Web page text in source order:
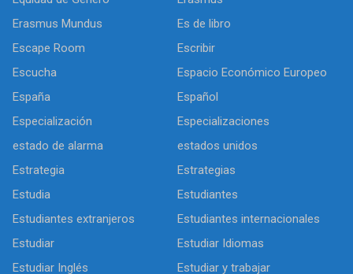
Erasmus Mundus
Es de libro
Escape Room
Escribir
Escucha
Espacio Económico Europeo
España
Español
Especialización
Especializaciones
estado de alarma
estados unidos
Estrategia
Estrategias
Estudia
Estudiantes
Estudiantes extranjeros
Estudiantes internacionales
Estudiar
Estudiar Idiomas
Estudiar Inglés
Estudiar y trabajar